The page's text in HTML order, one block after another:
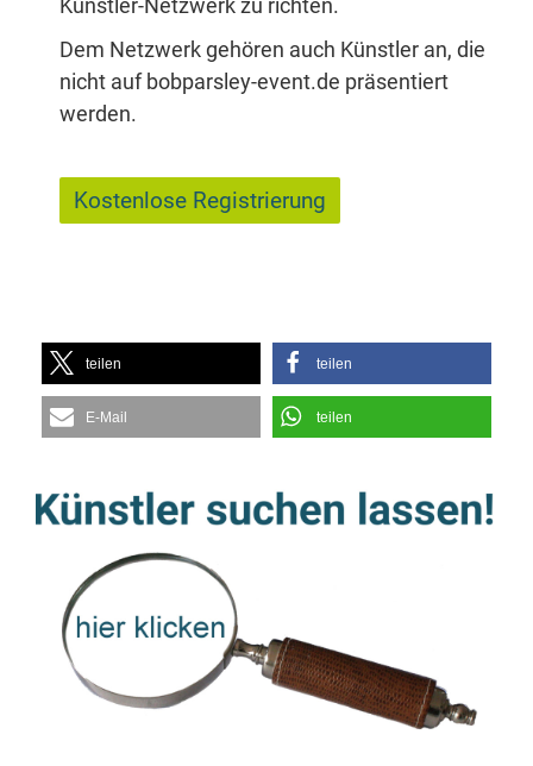
Künst­ler-Netz­werk zu richten.
Dem Netz­werk ge­hö­ren auch Künst­ler an, die
nicht auf bobparsley-event.de prä­sen­tiert
werden.
tei­len tei­len
E‑Mail tei­len